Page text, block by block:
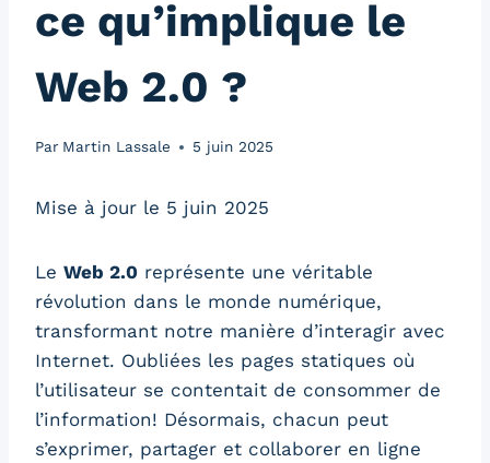
ce qu’implique le
Web 2.0 ?
Par Martin Lassale 5 juin 2025
Mise à jour le 5 juin 2025
Le Web 2.0 représente une véritable
révolution dans le monde numérique,
transformant notre manière d’interagir avec
Internet. Oubliées les pages statiques où
l’utilisateur se contentait de consommer de
l’information! Désormais, chacun peut
s’exprimer, partager et collaborer en ligne